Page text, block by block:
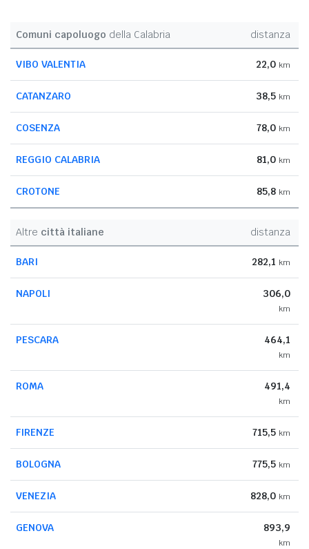
Comuni capoluogo della Calabria distanza
VIBO VALENTIA 22,0 km
CATANZARO 38,5 km
COSENZA 78,0 km
REGGIO CALABRIA 81,0 km
CROTONE 85,8 km
Altre città italiane distanza
BARI 282,1 km
NAPOLI 306,0
km
PESCARA 464,1
km
ROMA 491,4
km
FIRENZE 715,5 km
BOLOGNA 775,5 km
VENEZIA 828,0 km
GENOVA 893,9
km